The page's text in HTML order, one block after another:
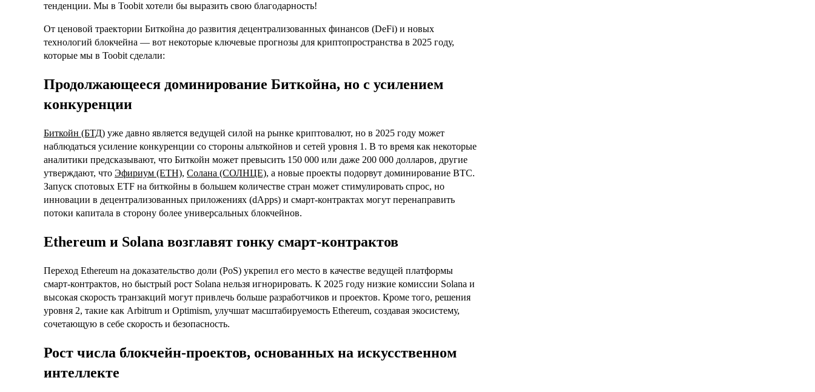
тенденции. Мы в Toobit хотели бы выразить свою благодарность!
От ценовой траектории Биткойна до развития децентрализованных финансов (DeFi) и новых
технологий блокчейна — вот некоторые ключевые прогнозы для криптопространства в 2025 году,
которые мы в Toobit сделали:
Продолжающееся доминирование Биткойна, но с усилением
конкуренции
Биткойн (БТД) уже давно является ведущей силой на рынке криптовалют, но в 2025 году может
наблюдаться усиление конкуренции со стороны альткойнов и сетей уровня 1. В то время как некоторые
аналитики предсказывают, что Биткойн может превысить 150 000 или даже 200 000 долларов, другие
утверждают, что Эфириум (ETH), Солана (СОЛНЦЕ), а новые проекты подорвут доминирование BTC.
Запуск спотовых ETF на биткойны в большем количестве стран может стимулировать спрос, но
инновации в децентрализованных приложениях (dApps) и смарт-контрактах могут перенаправить
потоки капитала в сторону более универсальных блокчейнов.
Ethereum и Solana возглавят гонку смарт-контрактов
Переход Ethereum на доказательство доли (PoS) укрепил его место в качестве ведущей платформы
смарт-контрактов, но быстрый рост Solana нельзя игнорировать. К 2025 году низкие комиссии Solana и
высокая скорость транзакций могут привлечь больше разработчиков и проектов. Кроме того, решения
уровня 2, такие как Arbitrum и Optimism, улучшат масштабируемость Ethereum, создавая экосистему,
сочетающую в себе скорость и безопасность.
Рост числа блокчейн-проектов, основанных на искусственном
интеллекте